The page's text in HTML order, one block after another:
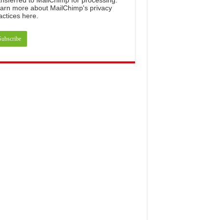
more about MailChimp's privacy
here.